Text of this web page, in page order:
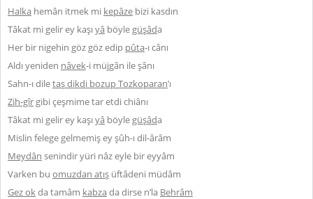
Halka hemân itmek mi kepâze bizi kasdın
Tâkat mi gelir ey kaşıyâ böyle güşâda
Her bir nigehin göz göz edip pûta-ı cânı
Aldı yeniden nâvek-i müjgân ile şânı
Sahn-ı diletaş dikdi bozup Tozkoparan’ı
Zih-gîr gibi çeşmime tar etdi chiânı
Tâkat mi gelir ey kaşıyâ böyle güşâda
Mislin felege gelmemiş ey şûh-ı dil-ârâm
Meydân senindir yüri nâz eyle bir eyyâm
Varken bu omuzdan atış üftâdeni müdâm
Gez okda tamâm kabzada dirse n’la Behrâm